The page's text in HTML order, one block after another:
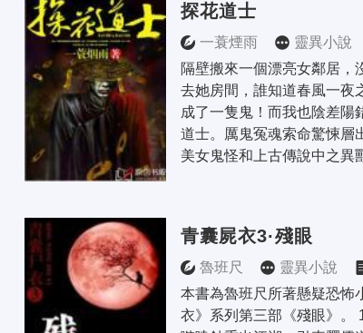
探花道士
一蓑煙雨 靈異小說
隔壁搬來一個漂亮女鄰居，
去她房間，誰知道春風一夜
成了一隻鬼！而我也陰差陽
道士。厲鬼冤魂索命驚悚層
美女鬼怪和上古傳說中之異
青囊屍衣3·殘眼
魯班尺 靈異小說
本書為魯班尺所著懸疑恐怖
衣》系列第三部《殘眼》。